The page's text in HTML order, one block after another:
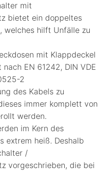
mit
bietet ein doppeltes
welches hilft Unfälle zu
mit Klappdeckel
EN 61242, DIN VDE
2
des Kabels zu
immer komplett von
werden.
im Kern des
extrem heiß. Deshalb
/
vorgeschrieben, die bei